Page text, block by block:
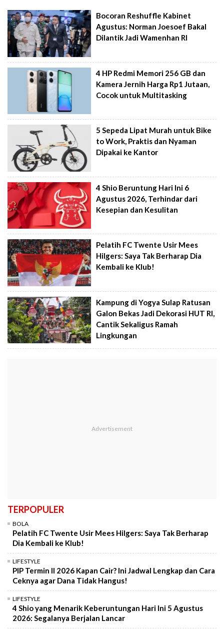
Bocoran Reshuffle Kabinet
Agustus: Norman Joesoef Bakal
Dilantik Jadi Wamenhan RI
4 HP Redmi Memori 256 GB dan
Kamera Jernih Harga Rp1 Jutaan,
Cocok untuk Multitasking
5 Sepeda Lipat Murah untuk Bike
to Work, Praktis dan Nyaman
Dipakai ke Kantor
4 Shio Beruntung Hari Ini 6
Agustus 2026, Terhindar dari
Kesepian dan Kesulitan
Pelatih FC Twente Usir Mees
Hilgers: Saya Tak Berharap Dia
Kembali ke Klub!
Kampung di Yogya Sulap Ratusan
Galon Bekas Jadi Dekorasi HUT RI,
Cantik Sekaligus Ramah
Lingkungan
TERPOPULER
BOLA
Pelatih FC Twente Usir Mees Hilgers: Saya Tak Berharap
Dia Kembali ke Klub!
LIFESTYLE
PIP Termin II 2026 Kapan Cair? Ini Jadwal Lengkap dan Cara
Ceknya agar Dana Tidak Hangus!
LIFESTYLE
4 Shio yang Menarik Keberuntungan Hari Ini 5 Agustus
2026: Segalanya Berjalan Lancar